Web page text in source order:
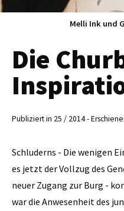
Melli Ink und
Die
Publiziert in 25 / 2014 -
Schluderns - Die wenigen
es jetzt der Vollzug des
neuer Zugang zur Burg -
war die Anwesenheit des